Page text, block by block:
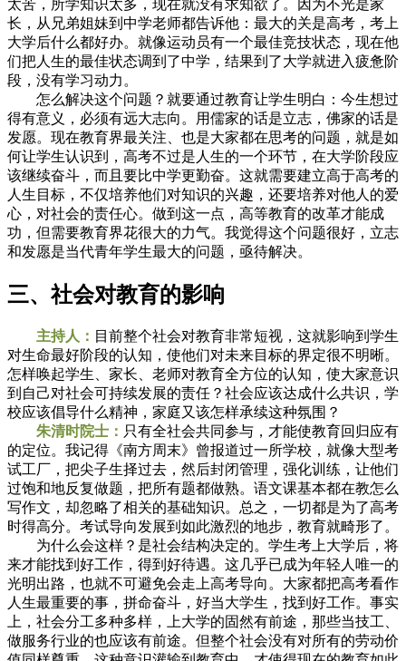
太苦，所学知识太多，现在就没有求知欲了。因为不光是家
长，从兄弟姐妹到中学老师都告诉他：最大的关是高考，考上
大学后什么都好办。就像运动员有一个最佳竞技状态，现在他
们把人生的最佳状态调到了中学，结果到了大学就进入疲惫阶
段，没有学习动力。
怎么解决这个问题？就要通过教育让学生明白：今生想过
得有意义，必须有远大志向。用儒家的话是立志，佛家的话是
发愿。现在教育界最关注、也是大家都在思考的问题，就是如
何让学生认识到，高考不过是人生的一个环节，在大学阶段应
该继续奋斗，而且要比中学更勤奋。这就需要建立高于高考的
人生目标，不仅培养他们对知识的兴趣，还要培养对他人的爱
心，对社会的责任心。做到这一点，高等教育的改革才能成
功，但需要教育界花很大的力气。我觉得这个问题很好，立志
和发愿是当代青年学生最大的问题，亟待解决。
三、社会对教育的影响
主持人： 目前整个社会对教育非常短视，这就影响到学生
对生命最好阶段的认知，使他们对未来目标的界定很不明晰。
怎样唤起学生、家长、老师对教育全方位的认知，使大家意识
到自己对社会可持续发展的责任？社会应该达成什么共识，学
校应该倡导什么精神，家庭又该怎样承续这种氛围？
朱清时院士： 只有全社会共同参与，才能使教育回归应有
的定位。我记得《南方周末》曾报道过一所学校，就像大型考
试工厂，把尖子生择过去，然后封闭管理，强化训练，让他们
过饱和地反复做题，把所有题都做熟。语文课基本都在教怎么
写作文，却忽略了相关的基础知识。总之，一切都是为了高考
时得高分。考试导向发展到如此激烈的地步，教育就畸形了。
为什么会这样？是社会结构决定的。学生考上大学后，将
来才能找到好工作，得到好待遇。这几乎已成为年轻人唯一的
光明出路，也就不可避免会走上高考导向。大家都把高考看作
人生最重要的事，拼命奋斗，好当大学生，找到好工作。事实
上，社会分工多种多样，上大学的固然有前途，那些当技工、
做服务行业的也应该有前途。但整个社会没有对所有的劳动价